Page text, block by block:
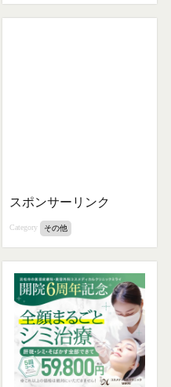
スポンサーリンク
Category その他